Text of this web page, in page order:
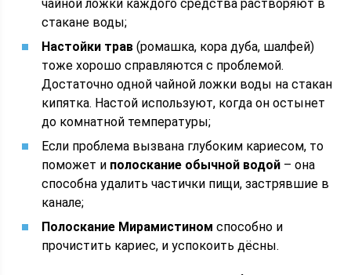
чайной ложки каждого средства растворяют в
стакане воды;
Настойки трав (ромашка, кора дуба, шалфей)
тоже хорошо справляются с проблемой.
Достаточно одной чайной ложки воды на стакан
кипятка. Настой используют, когда он остынет
до комнатной температуры;
Если проблема вызвана глубоким кариесом, то
поможет и полоскание обычной водой – она
способна удалить частички пищи, застрявшие в
канале;
Полоскание Мирамистином способно и
прочистить кариес, и успокоить дёсны.